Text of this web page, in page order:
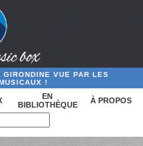
VUE PAR LES
!
EN
BIBLIOTHÈQUE
À PROPOS